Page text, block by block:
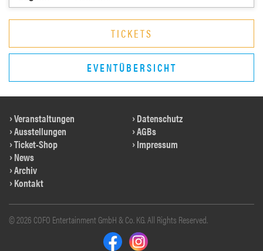
TICKETS
EVENTÜBERSICHT
Veranstaltungen
Ausstellungen
Ticket-Shop
News
Archiv
Kontakt
Datenschutz
AGBs
Impressum
© 2026 COFO Entertainment GmbH & Co. KG. All Rights Reserved.